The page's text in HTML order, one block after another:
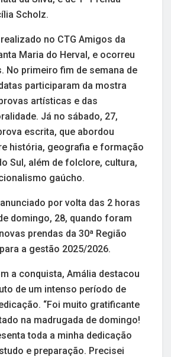
Scholz.
no CTG Amigos da
Maria do Herval, e ocorreu
No primeiro fim de semana de
participaram da mostra
artísticas e das
Já no sábado, 27,
escrita, que abordou
história, geografia e formação
Sul, além de folclore, cultura,
gaúcho.
por volta das 2 horas
domingo, 28, quando foram
prendas da 30ª Região
a gestão 2025/2026.
a conquista, Amália destacou
de um intenso período de
“Foi muito gratificante
na madrugada de domingo!
toda a minha dedicação
e preparação. Precisei